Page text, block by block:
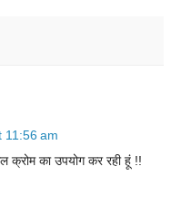
11:56 am
क्रोम का उपयोग कर रही हूं !!